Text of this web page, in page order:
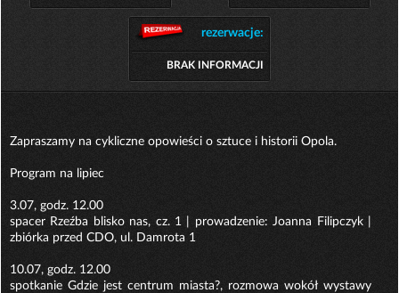
rezerwacje:
BRAK INFORMACJI
Zapraszamy na cykliczne opowieści o sztuce i historii Opola.
Program na lipiec
3.07, godz. 12.00
spacer Rzeźba blisko nas, cz. 1 | prowadzenie: Joanna Filipczyk |
zbiórka przed CDO, ul. Damrota 1
10.07, godz. 12.00
spotkanie Gdzie jest centrum miasta?, rozmowa wokół wystawy